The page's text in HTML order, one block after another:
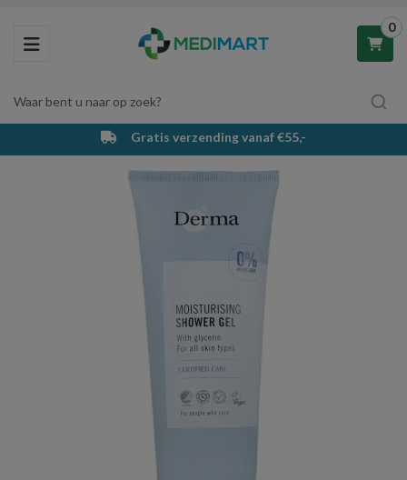
Toggle navigation
Waar bent u naar op zoek?
0
Winkelwagen
Uw winkelwagen is leeg.
Vul hem met producten.
Gratis verzending vanaf €55,-